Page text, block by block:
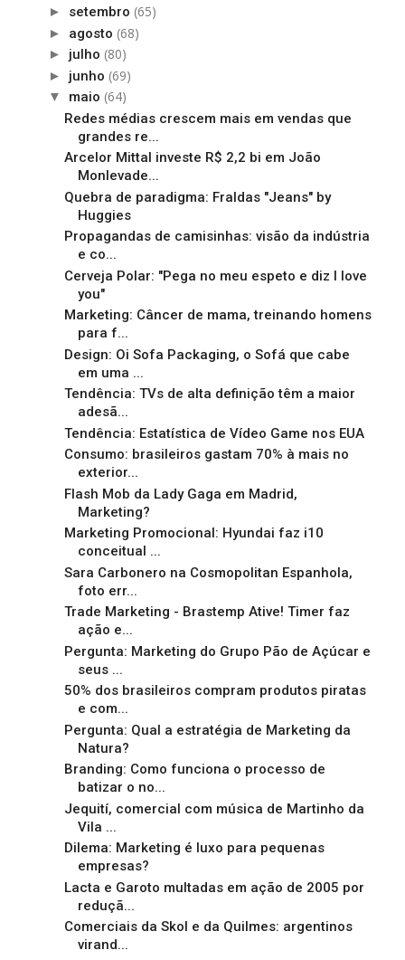
► setembro (65)
► agosto (68)
► julho (80)
► junho (69)
▼ maio (64)
Redes médias crescem mais em vendas que
grandes re...
Arcelor Mittal investe R$ 2,2 bi em João
Monlevade...
Quebra de paradigma: Fraldas "Jeans" by
Huggies
Propagandas de camisinhas: visão da indústria
e co...
Cerveja Polar: "Pega no meu espeto e diz I love
you"
Marketing: Câncer de mama, treinando homens
para f...
Design: Oi Sofa Packaging, o Sofá que cabe
em uma ...
Tendência: TVs de alta definição têm a maior
adesã...
Tendência: Estatística de Vídeo Game nos EUA
Consumo: brasileiros gastam 70% à mais no
exterior...
Flash Mob da Lady Gaga em Madrid,
Marketing?
Marketing Promocional: Hyundai faz i10
conceitual ...
Sara Carbonero na Cosmopolitan Espanhola,
foto err...
Trade Marketing - Brastemp Ative! Timer faz
ação e...
Pergunta: Marketing do Grupo Pão de Açúcar e
seus ...
50% dos brasileiros compram produtos piratas
e com...
Pergunta: Qual a estratégia de Marketing da
Natura?
Branding: Como funciona o processo de
batizar o no...
Jequití, comercial com música de Martinho da
Vila ...
Dilema: Marketing é luxo para pequenas
empresas?
Lacta e Garoto multadas em ação de 2005 por
reduçã...
Comerciais da Skol e da Quilmes: argentinos
virand...